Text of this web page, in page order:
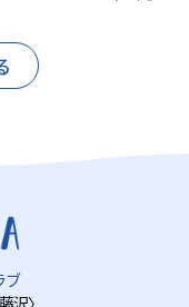
ブ
沢〉